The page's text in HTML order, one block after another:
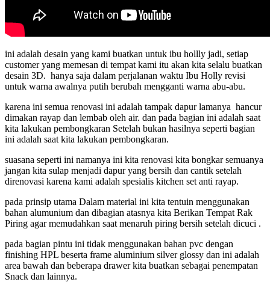
ini adalah desain yang kami buatkan untuk ibu hollly jadi, setiap
customer yang memesan di tempat kami itu akan kita selalu buatkan
desain 3D. hanya saja dalam perjalanan waktu Ibu Holly revisi
untuk warna awalnya putih berubah mengganti warna abu-abu.
karena ini semua renovasi ini adalah tampak dapur lamanya hancur
dimakan rayap dan lembab oleh air. dan pada bagian ini adalah saat
kita lakukan pembongkaran Setelah bukan hasilnya seperti bagian
ini adalah saat kita lakukan pembongkaran.
suasana seperti ini namanya ini kita renovasi kita bongkar semuanya
jangan kita sulap menjadi dapur yang bersih dan cantik setelah
direnovasi karena kami adalah spesialis kitchen set anti rayap.
pada prinsip utama Dalam material ini kita tentuin menggunakan
bahan alumunium dan dibagian atasnya kita Berikan Tempat Rak
Piring agar memudahkan saat menaruh piring bersih setelah dicuci .
pada bagian pintu ini tidak menggunakan bahan pvc dengan
finishing HPL beserta frame aluminium silver glossy dan ini adalah
area bawah dan beberapa drawer kita buatkan sebagai penempatan
Snack dan lainnya.